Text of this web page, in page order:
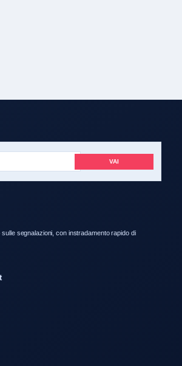
VAI
segnalazioni, con instradamento rapido di